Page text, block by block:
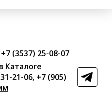
+7 (3537) 25-08-07
Каталоге
21-06, +7 (905)